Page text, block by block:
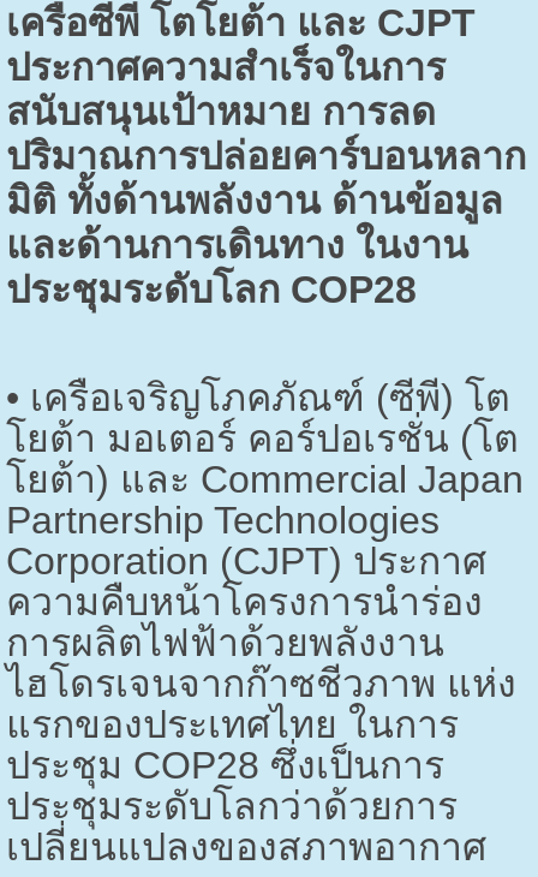
เครือซีพี โตโยต้า และ CJPT
ประกาศความสำเร็จในการ
สนับสนุนเป้าหมาย การลด
ปริมาณการปล่อยคาร์บอนหลาก
มิติ ทั้งด้านพลังงาน ด้านข้อมูล
และด้านการเดินทาง ในงาน
ประชุมระดับโลก COP28
• เครือเจริญโภคภัณฑ์ (ซีพี) โต
โยต้า มอเตอร์ คอร์ปอเรชั่น (โต
โยต้า) และ Commercial Japan
Partnership Technologies
Corporation (CJPT) ประกาศ
ความคืบหน้าโครงการนำร่อง
การผลิตไฟฟ้าด้วยพลังงาน
ไฮโดรเจนจากก๊าซชีวภาพ แห่ง
แรกของประเทศไทย ในการ
ประชุม COP28 ซึ่งเป็นการ
ประชุมระดับโลกว่าด้วยการ
เปลี่ยนแปลงของสภาพอากาศ